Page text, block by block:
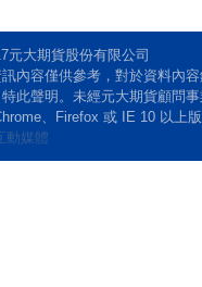
元大期貨股份有限公司
內容僅供參考，對於資料內
此聲明。未經元大期貨顧問
、Firefox 或 IE 10 以上
動媒體